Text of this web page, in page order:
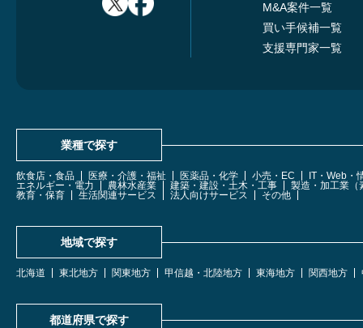
M&A案件一覧
買い手候補一覧
支援専門家一覧
業種で探す
飲食店・食品 医療・介護・福祉 医薬品・化学 小売・EC
IT・Web・
エネルギー・電力
農林水産業 建築・建設・土木・工事
製造・加工業（
教育・保育
生活関連サービス 法人向けサービス その他
地域で探す
北海道 東北地方 関東地方 甲信越・北陸地方 東海地方 関西地方
都道府県で探す